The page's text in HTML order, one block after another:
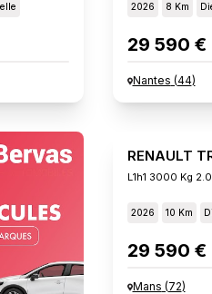
2026 8 Km
29 590 €
Nantes (44)
RENAULT
L1h1 3000 Kg
2026 10 Km
29 590 €
Mans (72)